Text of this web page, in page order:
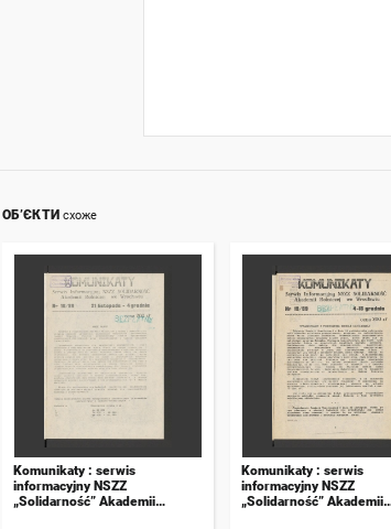
ОБ’ЄКТИ схоже
Komunikaty : serwis
informacyjny NSZZ
„Solidarność” Akademii
Komunikaty : serwis
informacyjny NSZZ
„Solidarność” Akademii